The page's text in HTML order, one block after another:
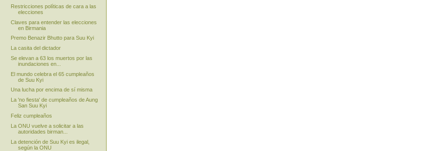
Restricciones políticas de cara a las
elecciones
Claves para entender las elecciones
en Birmania
Premo Benazir Bhutto para Suu Kyi
La casita del dictador
Se elevan a 63 los muertos por las
inundaciones en...
El mundo celebra el 65 cumpleaños
de Suu Kyi
Una lucha por encima de sí misma
La 'no fiesta' de cumpleaños de Aung
San Suu Kyi
Feliz cumpleaños
La ONU vuelve a solicitar a las
autoridades birman...
La detención de Suu Kyi es ilegal,
según la ONU